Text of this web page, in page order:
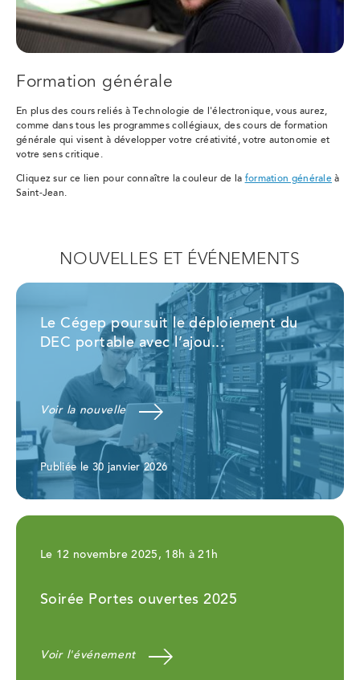
Formation générale
En plus des cours reliés à Technologie de l'électronique, vous aurez,
comme dans tous les programmes collégiaux, des cours de formation
générale qui visent à développer votre créativité, votre autonomie et
votre sens critique.
Cliquez sur ce lien pour connaître la couleur de la formation générale à
Saint-Jean.
NOUVELLES ET ÉVÉNEMENTS
Le Cégep poursuit le déploiement du
DEC portable avec l’ajou...
Voir la nouvelle
Publiée le 30 janvier 2026
Le 12 novembre 2025, 18h à 21h
Soirée Portes ouvertes 2025
Voir l'événement